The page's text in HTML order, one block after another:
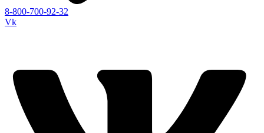
8-800-700-92-32
Vk